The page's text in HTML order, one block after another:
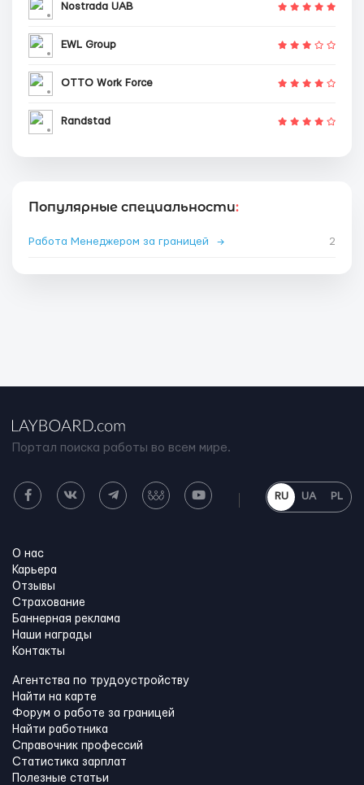
Nostrada UAB
EWL Group
OTTO Work Force
Randstad
Популярные специальности:
Работа Менеджером за границей → 2
Портал поиска работы во всем мире.
RU UA PL
О нас
Карьера
Отзывы
Страхование
Баннерная реклама
Наши награды
Контакты
Агентства по трудоустройству
Найти на карте
Форум о работе за границей
Найти работника
Справочник профессий
Статистика зарплат
Полезные статьи